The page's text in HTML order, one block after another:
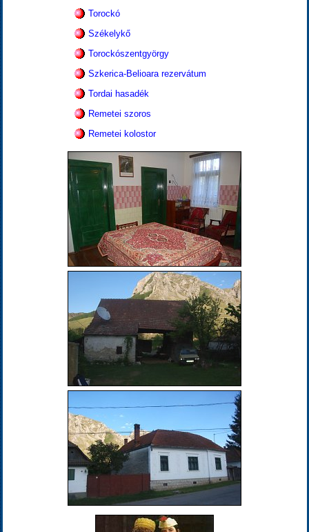
Torockó
Székelykő
Torockószentgyörgy
Szkerica-Belioara rezervátum
Tordai hasadék
Remetei szoros
Remetei kolostor